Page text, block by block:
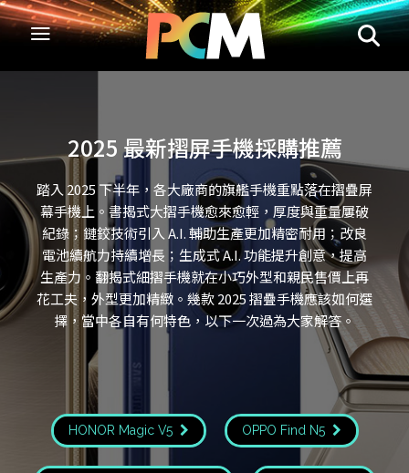
2025 最新摺屏手機採購推薦
踏入 2025 下半年，各大廠商的旗艦手機重點落在摺疊屏
幕手機上。書揭式大摺手機愈來愈輕，厚度與重量屢破
紀錄；鏈鉸技術引入 A.I. 輔助生產更加精密耐用；改良
電池續航力持續增長；生成式 A.I. 功能提升創意，提高
生產力。翻揭式細摺手機就在小巧外型和親民售價上再
花工夫，外型更加精緻。幾款 2025 摺疊手機應該如何選
擇，當中各自有何特色，以下一次過為大家解答。
HONOR Magic V5 OPPO Find N5